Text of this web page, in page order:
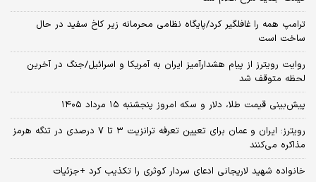
ترامپ همه را غافلگیر کرد/پایگاه نظامی محرمانه زیر کاخ سفید در حال
ساخت است
روایت رویترز از پیام هشدارآمیز ایران به آمریکا و اسرائیل/جنگ در آخرین
لحظه متوقف شد
پیش‌بینی قیمت طلا، دلار و سکه امروز پنجشنبه ۱۵ مرداد ۱۴۰۵
رویترز: ایران و عمان برای تعیین تعرفه ترانزیت ۳ تا ۷ درصدی در تنگه هرمز
مذاکره می‌کنند
خانواده شهید لاریجانی ادعای سردار کوثری را تکذیب کرد +جزئیات